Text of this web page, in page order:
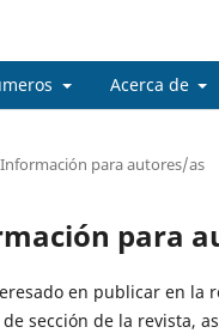
Acerca de
Información para autores/as
para
en publicar en la
sección de la revista,